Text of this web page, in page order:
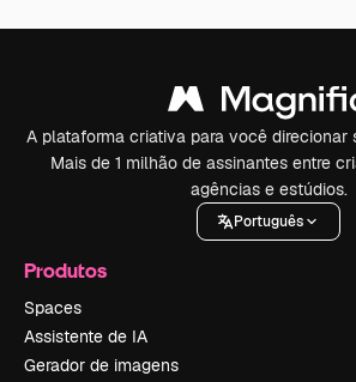
A plataforma criativa para você direcionar
Mais de 1 milhão de assinantes entre
agências e estúdios.
Português
Produtos
Spaces
Assistente de IA
Gerador de imagens